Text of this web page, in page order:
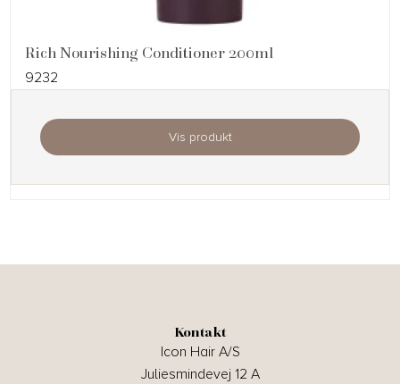
Rich Nourishing Conditioner 200ml
9232
Vis produkt
Kontakt
Icon Hair A/S
Juliesmindevej 12 A